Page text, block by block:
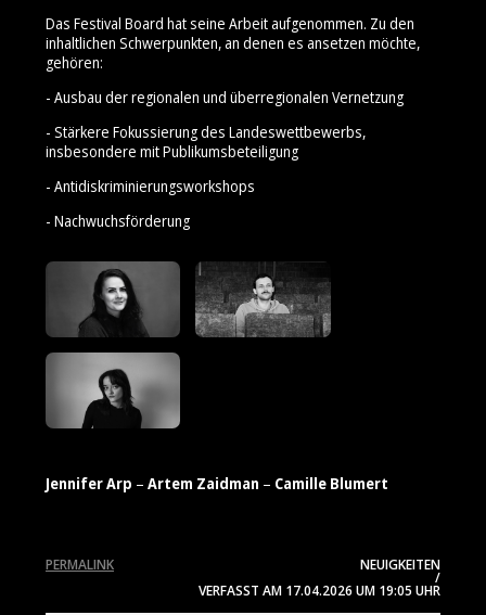
Das Festival Board hat seine Arbeit aufgenommen. Zu den
inhaltlichen Schwerpunkten, an denen es ansetzen möchte,
gehören:
- Ausbau der regionalen und überregionalen Vernetzung
- Stärkere Fokussierung des Landeswettbewerbs,
insbesondere mit Publikumsbeteiligung
- Antidiskriminierungsworkshops
- Nachwuchsförderung
Jennifer Arp – Artem Zaidman – Camille Blumert
NEUIGKEITEN
/
VERFASST AM 17.04.2026 UM 19:05 UHR
PERMALINK